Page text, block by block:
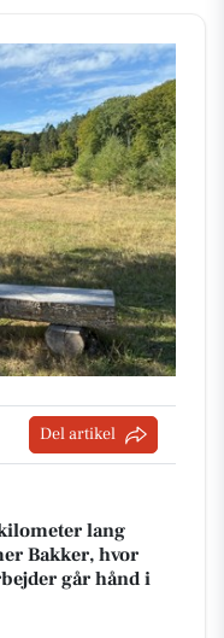
Del artikel
lang
Bakker, hvor
går hånd i